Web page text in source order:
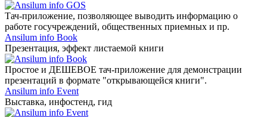
Тач-приложение, позволяющее выводить информацию о
работе госучреждений, общественных приемных и пр.
Ansilum info Book
Презентация, эффект листаемой книги
Простое и ДЕШЕВОЕ тач-приложение для демонстрации
презентаций в формате "открывающейся книги".
Ansilum info Event
Выставка, инфостенд, гид